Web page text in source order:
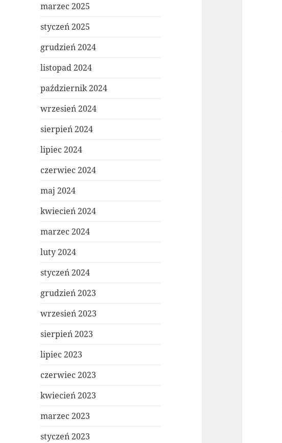
marzec 2025
styczeń 2025
grudzień 2024
listopad 2024
październik 2024
wrzesień 2024
sierpień 2024
lipiec 2024
czerwiec 2024
maj 2024
kwiecień 2024
marzec 2024
luty 2024
styczeń 2024
grudzień 2023
wrzesień 2023
sierpień 2023
lipiec 2023
czerwiec 2023
kwiecień 2023
marzec 2023
styczeń 2023